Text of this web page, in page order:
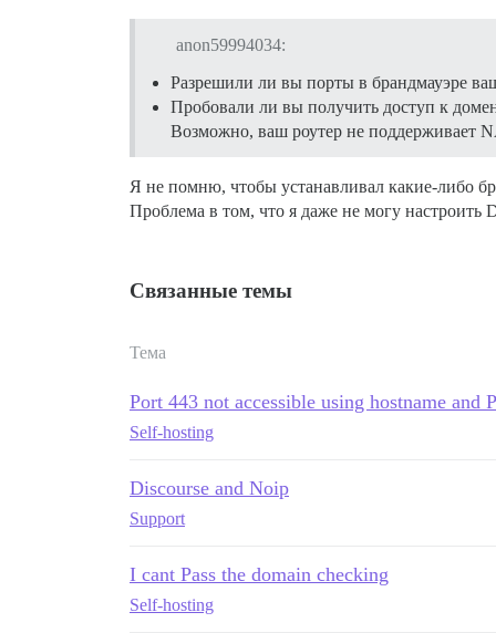
anon59994034:
Разрешили ли вы порты в брандмауэре
Пробовали ли вы получить доступ к
Возможно, ваш роутер не поддерживает
Я не помню, чтобы устанавливал какие-либо
Проблема в том, что я даже не могу настроить
Связанные темы
Тема
Port 443 not accessible using hostname and
Self-hosting
Discourse and Noip
Support
I cant Pass the domain checking
Self-hosting